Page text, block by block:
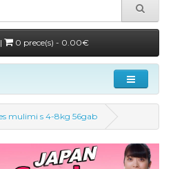
0 prece(s) - 0.00€
mulimi s 4-8kg 56gab